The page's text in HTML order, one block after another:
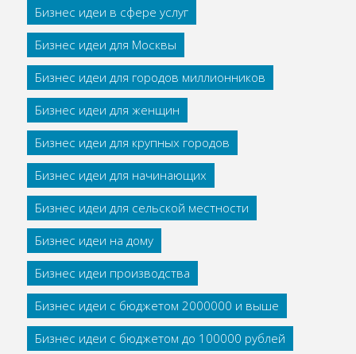
Бизнес идеи в сфере услуг
Бизнес идеи для Москвы
Бизнес идеи для городов миллионников
Бизнес идеи для женщин
Бизнес идеи для крупных городов
Бизнес идеи для начинающих
Бизнес идеи для сельской местности
Бизнес идеи на дому
Бизнес идеи производства
Бизнес идеи с бюджетом 2000000 и выше
Бизнес идеи с бюджетом до 100000 рублей